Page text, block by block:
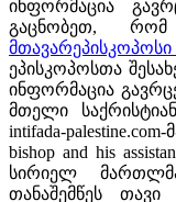
ინფორმაცია
გაცნობეთ,
ეპისკოპოსთა
ინფორმაცია
მთელი
intifada-
bishop and his
სირიელ
თანაშემწეს